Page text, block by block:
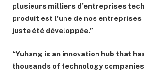
plusieurs milliers d’entreprises
produit est l’une de nos
juste été développée.”
“Yuhang is an innovation hub that
thousands of technology